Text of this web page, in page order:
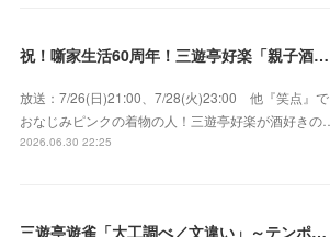
祝！噺家生活60周年！三遊亭好楽「親子酒」錦笑亭満堂「桜ん坊」～満堂フェス2026
放送：7/26(日)21:00、7/28(火)23:00 他『笑点』で
おなじみピンクの着物の人！三遊亭好楽が酒好きの…
2026.06.30 22:25
三遊亭遊雀「大工調べ／文違い」～テンポよくたたみかける語り口で人気・実力とも屈指！